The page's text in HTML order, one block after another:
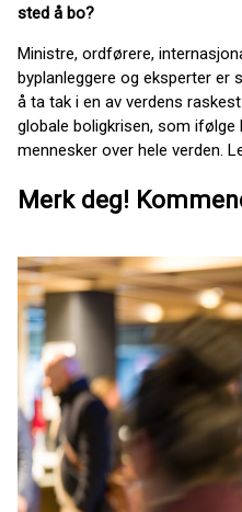
sted å bo?
Ministre, ordførere,
byplanleggere og eksperter er
å ta tak i en av verdens
globale boligkrisen, som ifølge
mennesker over hele verden.
Merk deg!